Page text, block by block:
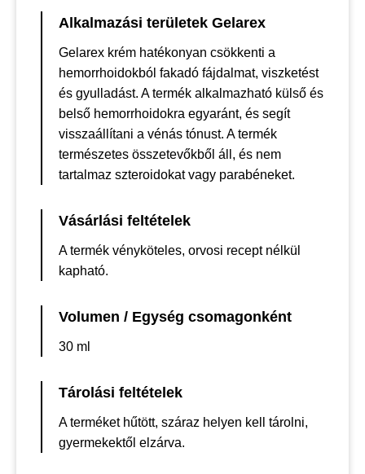
Alkalmazási területek Gelarex
Gelarex krém hatékonyan csökkenti a
hemorrhoidokból fakadó fájdalmat, viszketést
és gyulladást. A termék alkalmazható külső és
belső hemorrhoidokra egyaránt, és segít
visszaállítani a vénás tónust. A termék
természetes összetevőkből áll, és nem
tartalmaz szteroidokat vagy parabéneket.
Vásárlási feltételek
A termék vényköteles, orvosi recept nélkül
kapható.
Volumen / Egység csomagonként
30 ml
Tárolási feltételek
A terméket hűtött, száraz helyen kell tárolni,
gyermekektől elzárva.